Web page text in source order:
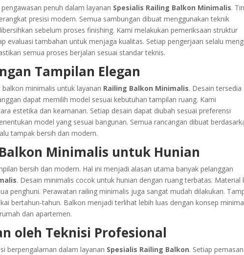
penuh dalam layanan Spesialis Railing Balkon Minimalis.
presisi modern. Semua sambungan dibuat menggunakan teknik
sebelum proses finishing. Kami melakukan pemeriksaan struktur
evaluasi tambahan untuk menjaga kualitas. Setiap pengerjaan selalu
semua proses berjalan sesuai standar teknis.
Tampilan Elegan
minimalis untuk layanan Railing Balkon Minimalis. Desain tersedia
dapat memilih model sesuai kebutuhan tampilan ruang. Kami
estetika dan keamanan. Setiap desain dapat diubah sesuai preferensi
model yang sesuai bangunan. Semua rancangan dibuat
tampak bersih dan modern.
Minimalis untuk Hunian
bersih dan modern. Hal ini menjadi alasan utama banyak pelanggan
. Desain minimalis cocok untuk hunian dengan ruang terbatas. Material
penghuni. Perawatan railing minimalis juga sangat mudah dilakukan.
bertahun-tahun. Balkon menjadi terlihat lebih luas dengan konsep
dan apartemen.
oleh Teknisi Profesional
berpengalaman dalam layanan Spesialis Railing Balkon. Setiap